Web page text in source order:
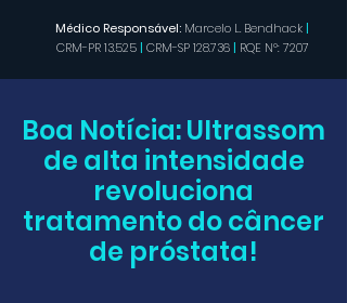
Médico Responsável: Marcelo L. Bendhack |
CRM-PR 13.525| CRM-SP 128.736| RQE Nº: 7207
Boa Notícia: Ultrassom
de alta intensidade
revoluciona
tratamento do câncer
de próstata!